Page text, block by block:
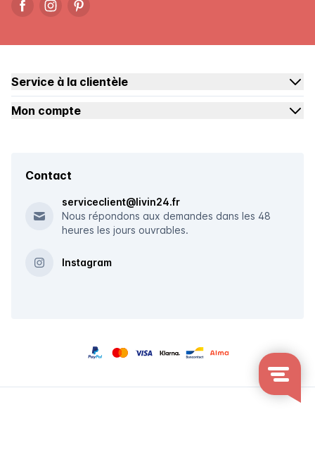
Service à la clientèle
Mon compte
Contact
serviceclient@livin24.fr
Nous répondons aux demandes dans les 48
heures les jours ouvrables.
Instagram